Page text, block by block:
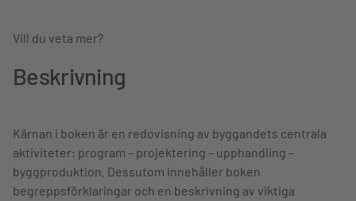
Vill du veta mer?
Beskrivning
Kärnan i boken är en redovisning av byggandets centrala
aktiviteter: program – projektering – upphandling –
byggproduktion. Dessutom innehåller boken
begreppsförklaringar och en beskrivning av viktiga